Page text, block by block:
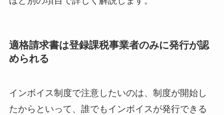
適格請求書は登録課税事業者のみに発行が認
められる
インボイス制度で注意したいのは、制度が開始し
たからといって、誰でもインボイスが発行できる